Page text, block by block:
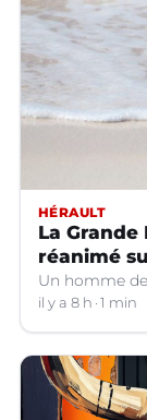
HÉRAULT
La
réanimé
Un homme
il y a 8 h 1 min